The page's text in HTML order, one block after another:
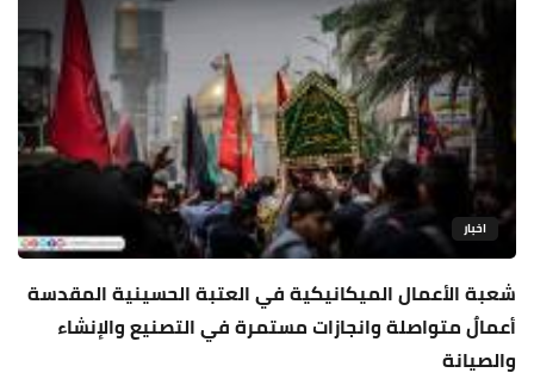
اخبار
شعبة الأعمال الميكانيكية في العتبة الحسينية المقدسة
أعمالٌ متواصلة وانجازات مستمرة في التصنيع والإنشاء
والصيانة